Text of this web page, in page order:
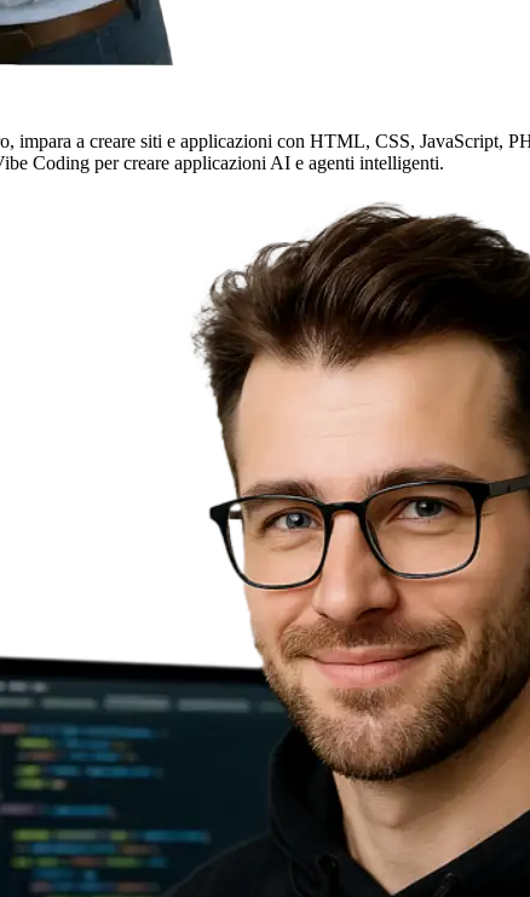
impara a creare siti e applicazioni con HTML, CSS, JavaScript,
Coding per creare applicazioni AI e agenti intelligenti.